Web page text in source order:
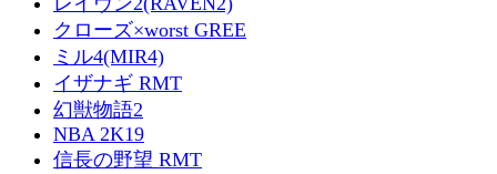
クローズ×worst GREE
ミル4(MIR4)
イザナギ RMT
幻獣物語2
NBA 2K19
信長の野望 RMT